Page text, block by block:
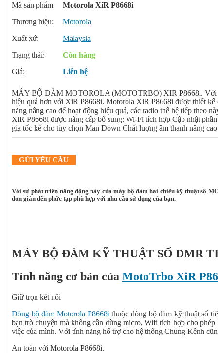
Mã sản phẩm:
Motorola XiR P8668i
Thương hiệu:
Motorola
Xuất xứ:
Malaysia
Trạng thái:
Còn hàng
Giá:
Liên hệ
MÁY BỘ ĐÀM MOTOROLA (MOTOTRBO) XIR P8668i. Với
hiệu quả hơn với XiR P8668i. Motorola XiR P8668i được thiết
năng nâng cao để hoạt động hiệu quả, các radio thế hệ tiếp theo
XiR P8668i được nâng cấp bổ sung: Wi-Fi tích hợp Cập nhật
gia tốc kế cho tùy chọn Man Down Chất lượng âm thanh nâng
GỬI YÊU CẦU
Với sự phát triển năng động này của máy bộ đàm hai chiều kỹ thuật số
đơn giản đến phức tạp phù hợp với nhu cầu sử dụng của bạn.
MÁY BỘ ĐÀM KỸ THUẬT SỐ DMR
Tính năng cơ bản của MotoTrbo XiR
Giữ trọn kết nối
Dòng bộ đàm Motorola P8668i thuộc dòng bộ đàm kỹ thuật số
bạn trò chuyện mà không cần dùng micro, Wifi tích hợp cho
việc của mình. Với tính năng hổ trợ cho hệ thống Chung Kênh
An toàn với Motorola P8668i.